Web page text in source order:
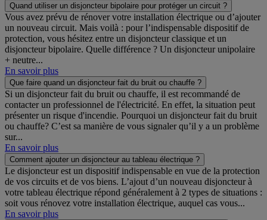
Quand utiliser un disjoncteur bipolaire pour protéger un circuit ?
Vous avez prévu de rénover votre installation électrique ou d’ajouter
un nouveau circuit. Mais voilà : pour l’indispensable dispositif de
protection, vous hésitez entre un disjoncteur classique et un
disjoncteur bipolaire. Quelle différence ? Un disjoncteur unipolaire
+ neutre...
En savoir plus
Que faire quand un disjoncteur fait du bruit ou chauffe ?
Si un disjoncteur fait du bruit ou chauffe, il est recommandé de
contacter un professionnel de l'électricité. En effet, la situation peut
présenter un risque d'incendie. Pourquoi un disjoncteur fait du bruit
ou chauffe? C’est sa manière de vous signaler qu’il y a un problème
sur...
En savoir plus
Comment ajouter un disjoncteur au tableau électrique ?
Le disjoncteur est un dispositif indispensable en vue de la protection
de vos circuits et de vos biens. L’ajout d’un nouveau disjoncteur à
votre tableau électrique répond généralement à 2 types de situations :
soit vous rénovez votre installation électrique, auquel cas vous...
En savoir plus